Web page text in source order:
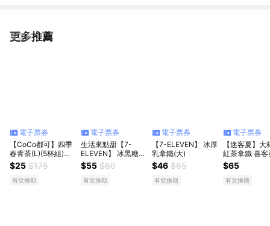
更多推薦
看更多
電子票券
【CoCo都可】四季
春青茶(L)(5杯組)好
禮即享券(1杯$25/1
組$125，最低購買5
杯)
$25 $175
有兌換期
電子票券
生活來點甜【7-
ELEVEN】 冰黑糖珍
珠撞奶(大)好禮即享
券_R
$55 $60
有兌換期
電子票券
【7-ELEVEN】 冰厚
乳拿鐵(大)
$46 $65
有兌換期
電子票券
【迷客夏】大
紅茶拿鐵 喜客
$65
有兌換期